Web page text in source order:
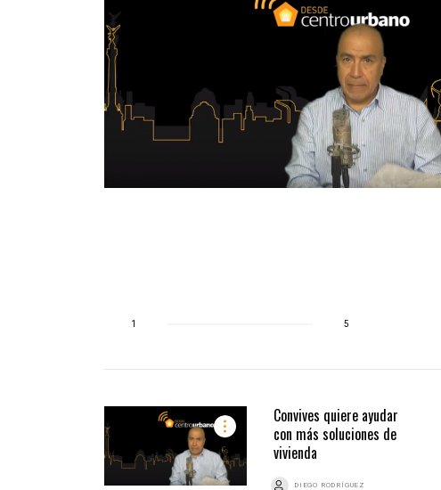
1 5
Convives quiere ayudar
con más soluciones de
vivienda
DIEGO RODRÍGUEZ